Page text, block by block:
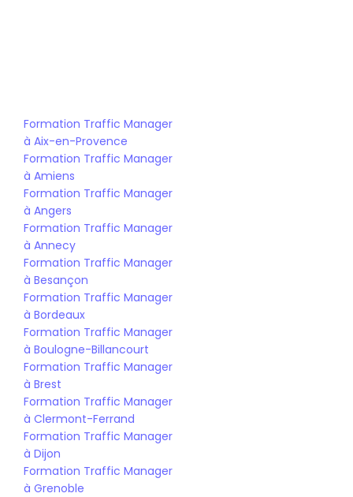
Formation Traffic Manager
à Aix-en-Provence
Formation Traffic Manager
à Amiens
Formation Traffic Manager
à Angers
Formation Traffic Manager
à Annecy
Formation Traffic Manager
à Besançon
Formation Traffic Manager
à Bordeaux
Formation Traffic Manager
à Boulogne-Billancourt
Formation Traffic Manager
à Brest
Formation Traffic Manager
à Clermont-Ferrand
Formation Traffic Manager
à Dijon
Formation Traffic Manager
à Grenoble